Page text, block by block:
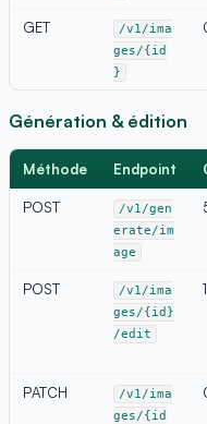
GET
/v1/ima
ges/{id
}
Génération & édition
Méthode Endpoint
POST
/v1/gen
erate/im
age
POST
/v1/ima
ges/{id}
/edit
PATCH
/v1/ima
ges/{id